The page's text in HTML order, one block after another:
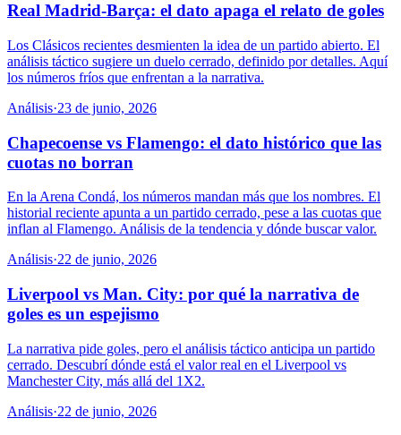
Real Madrid-Barça: el dato apaga el relato de goles
Los Clásicos recientes desmienten la idea de un partido abierto. El
análisis táctico sugiere un duelo cerrado, definido por detalles. Aquí
los números fríos que enfrentan a la narrativa.
Análisis·23 de junio, 2026
Chapecoense vs Flamengo: el dato histórico que las
cuotas no borran
En la Arena Condá, los números mandan más que los nombres. El
historial reciente apunta a un partido cerrado, pese a las cuotas que
inflan al Flamengo. Análisis de la tendencia y dónde buscar valor.
Análisis·22 de junio, 2026
Liverpool vs Man. City: por qué la narrativa de
goles es un espejismo
La narrativa pide goles, pero el análisis táctico anticipa un partido
cerrado. Descubrí dónde está el valor real en el Liverpool vs
Manchester City, más allá del 1X2.
Análisis·22 de junio, 2026